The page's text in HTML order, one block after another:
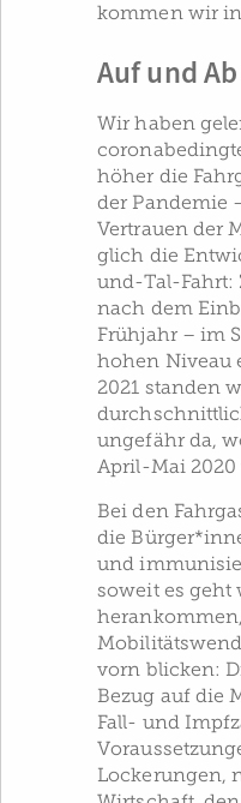
kommen wir
Auf und
Wir haben
höher die
der Pandemie
Vertrauen der
glich die
und-Tal-Fahrt:
nach dem
Frühjahr – im
hohen Niveau
2021 standen
ungefähr da,
April-Mai 2020
Bei den
die
und
soweit es geht
vorn blicken:
Bezug auf die
Fall- und
Lockerungen,